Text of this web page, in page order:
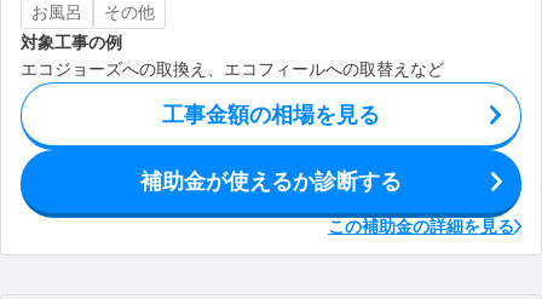
お風呂
その他
対象工事の例
エコジョーズへの取換え、エコフィールへの取替えなど
工事金額の相場を見る
補助金が使えるか診断する
この補助金の詳細を見る